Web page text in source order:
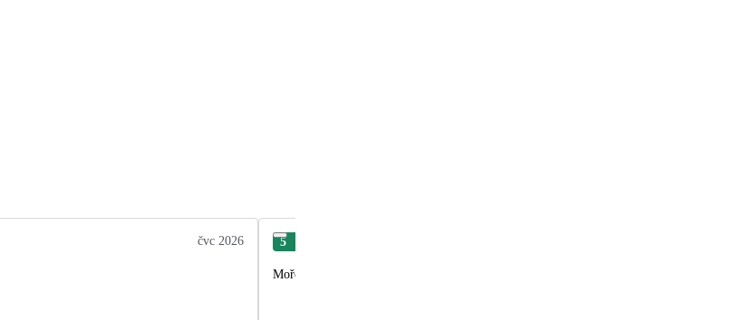
čvc 2026 5
Moře a Kaukaz.